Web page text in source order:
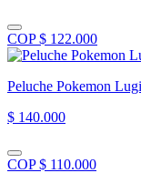
COP $ 122.000
Peluche Pokemon
$ 140.000
COP $ 110.000